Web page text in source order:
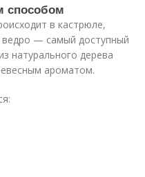
способом
в кастрюле,
ведро — самый доступный
натурального дерева
ароматом.